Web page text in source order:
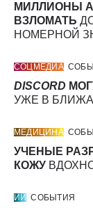
МИЛЛИОНЫ
ВЗЛОМАТЬ
НОМЕРНОЙ
СОЦМЕДИА
DISCORD
УЖЕ В
МЕДИЦИНА
УЧЕНЫЕ
КОЖУ
ИИ СОБЫТИЯ